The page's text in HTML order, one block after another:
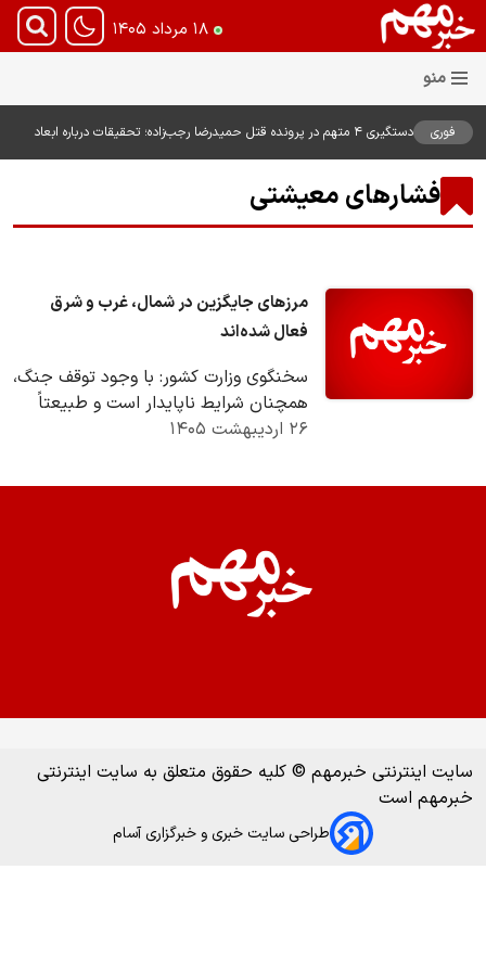
۱۸ مرداد ۱۴۰۵
فوری
دستگیری ۴ متهم در پرونده قتل حمیدرضا رجب‌زاده؛ تحقیقات درباره ابعاد
فشارهای معیشتی
مرزهای جایگزین در شمال، غرب و شرق
فعال شده‌اند
سخنگوی وزارت کشور: با وجود توقف جنگ،
همچنان شرایط ناپایدار است و طبیعتاً
کشور در وضعیت جنگی قرار دارد.
۲۶ اردیبهشت ۱۴۰۵
سایت اینترنتی خبرمهم © کلیه حقوق متعلق به سایت اینترنتی
خبرمهم است
طراحی سایت خبری و خبرگزاری آسام